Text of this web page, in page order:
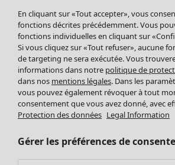
Leggings et collants
Accessoires
Chaussures
Vêtements de bain
Basics
Soldes Mobilier
Bonnes affaires déco
Décoration
Textiles
Tapis
Éponge
En cliquant sur «Tout accepter», vous
fonctions décrites précédemment. Vous
fonctions individuelles en cliquant sur
Si vous cliquez sur «Tout refuser», aucune
de targeting ne sera exécutée. Vous
informations dans notre politique de
dans nos mentions légales. Dans les
vous pouvez également révoquer à tout
consentement que vous avez donné, avec
Protection des données Legal Information
Gérer les préférences de